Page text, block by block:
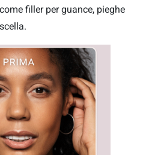
filler per guance, pieghe